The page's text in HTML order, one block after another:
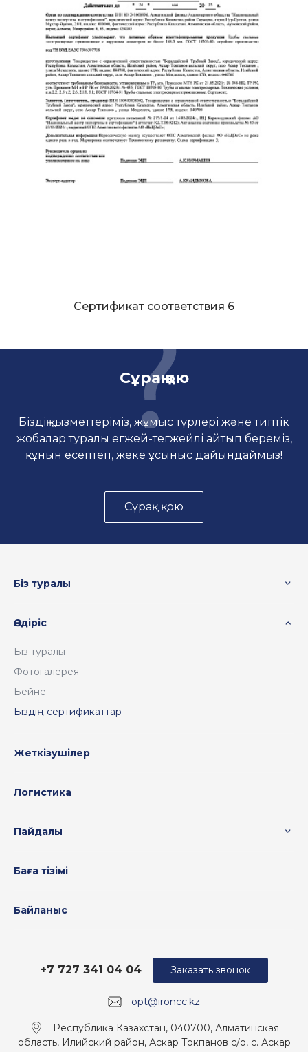
Сертификат соответствия 6
Сұрақ қою
Біздің қызметтеріміз, жұмыс түрлері және типтік
жобалар туралы егжей-тегжейлі айтып береміз,
құнын есептеп, жеке ұсыныс дайындаймыз!
Сұрақ қою
Біз туралы
Өндіріс
Біз туралы
Фотогалерея
Бейне
Біздің сертификаттар
Жеткізушілер
Логистика
Пайдалы
Баға тізімі
Байланыс
opt@ironcc.kz
+7 727 341 04 04
Республика Казахстан, 040700, Алматинская
область, Илийский район, Аскар Токпанов с/о, с. Аскар
Заказать звонок